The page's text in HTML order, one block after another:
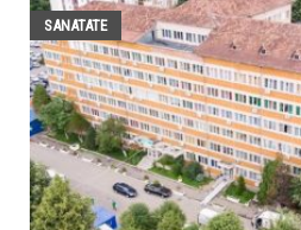
SANATATE